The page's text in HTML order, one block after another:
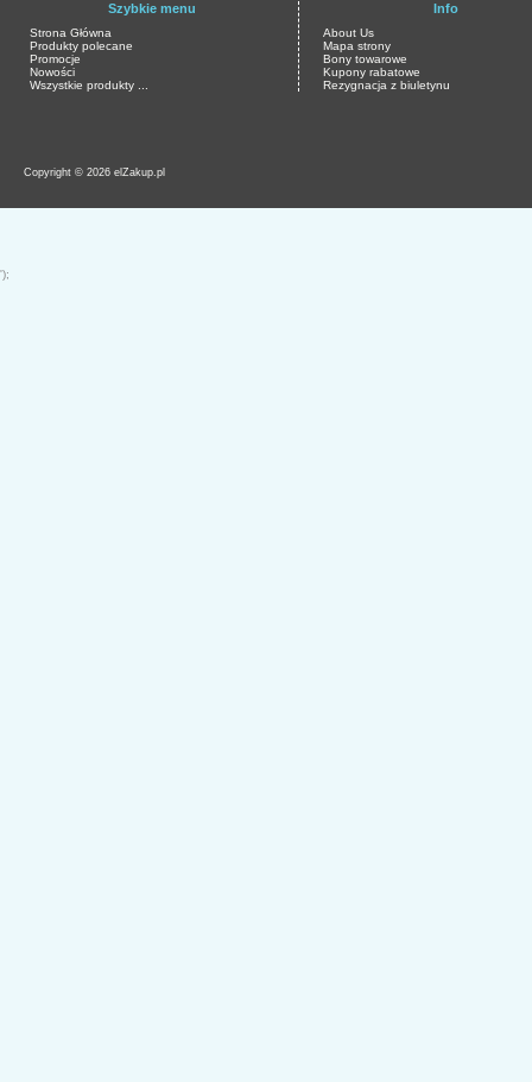
Szybkie menu
Strona Główna
Produkty polecane
Promocje
Nowości
Wszystkie produkty ...
Info
About Us
Mapa strony
Bony towarowe
Kupony rabatowe
Rezygnacja z biuletynu
Copyright © 2026 elZakup.pl
');